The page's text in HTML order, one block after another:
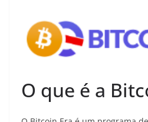
O que é a